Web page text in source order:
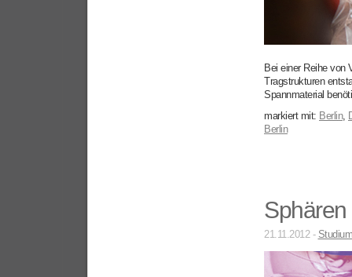
Bei einer Reihe von
Tragstrukturen
Spannmaterial
markiert mit: Berlin,
Berlin
Sphären
21.11.2012 - Studium